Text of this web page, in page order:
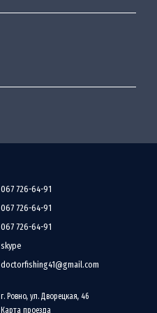
067 726-64-91
067 726-64-91
067 726-64-91
skype
doctorfishing41@gmail.com
г. Ровно, ул. Дворецкая, 46
Карта проезда